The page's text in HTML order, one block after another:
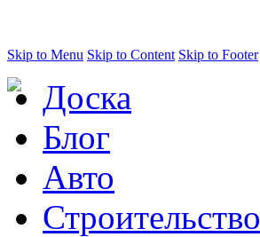
Skip to Menu Skip to Content Skip to Footer
Доска
Блог
Авто
Строительство